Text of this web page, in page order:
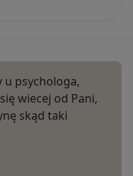
u psychologa,
wiecej od Pani,
skąd taki